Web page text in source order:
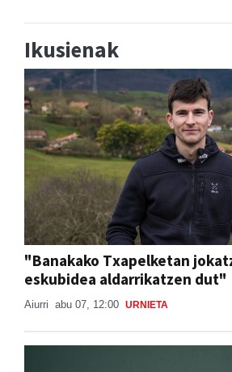
Ikusienak
"Banakako Txapelketan
eskubidea aldarrikatzen dut"
Aiurri abu 07, 12:00 URNIETA